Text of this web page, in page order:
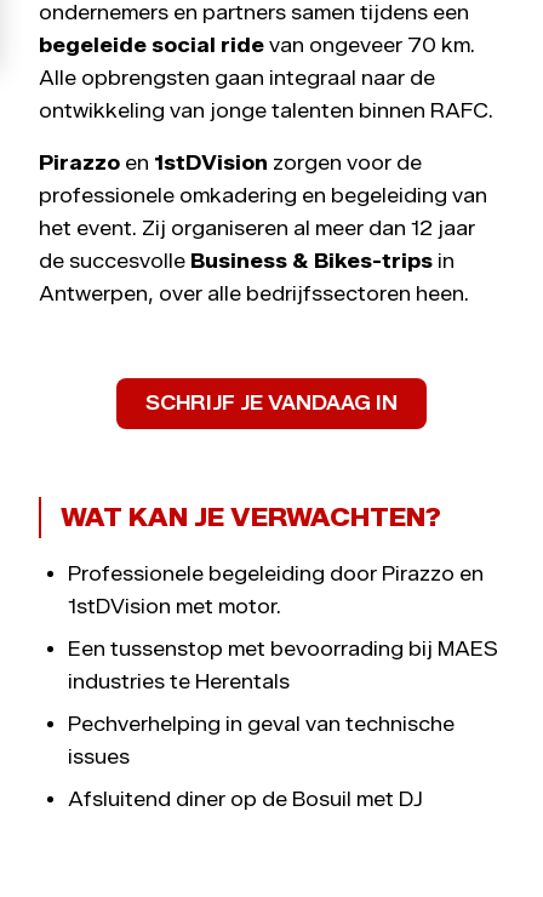
ondernemers en partners samen tijdens een
begeleide social ride van ongeveer 70 km.
Alle opbrengsten gaan integraal naar de
ontwikkeling van jonge talenten binnen RAFC.
Pirazzo en 1stDVision zorgen voor de
professionele omkadering en begeleiding van
het event. Zij organiseren al meer dan 12 jaar
de succesvolle Business & Bikes-trips in
Antwerpen, over alle bedrijfssectoren heen.
SCHRIJF JE VANDAAG IN
WAT KAN JE VERWACHTEN?
Professionele begeleiding door Pirazzo en
1stDVision met motor.
Een tussenstop met bevoorrading bij MAES
industries te Herentals
Pechverhelping in geval van technische
issues
Afsluitend diner op de Bosuil met DJ